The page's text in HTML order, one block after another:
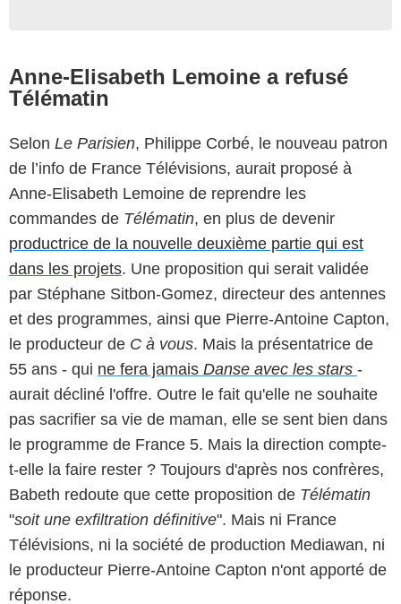
Anne-Elisabeth Lemoine a refusé
Télématin
Selon Le Parisien, Philippe Corbé, le nouveau patron
de l’info de France Télévisions, aurait proposé à
Anne-Elisabeth Lemoine de reprendre les
commandes de Télématin, en plus de devenir
productrice de la nouvelle deuxième partie qui est
dans les projets. Une proposition qui serait validée
par Stéphane Sitbon-Gomez, directeur des antennes
et des programmes, ainsi que Pierre-Antoine Capton,
le producteur de C à vous. Mais la présentatrice de
55 ans - qui ne fera jamais Danse avec les stars -
aurait décliné l'offre. Outre le fait qu'elle ne souhaite
pas sacrifier sa vie de maman, elle se sent bien dans
le programme de France 5. Mais la direction compte-
t-elle la faire rester ? Toujours d'après nos confrères,
Babeth redoute que cette proposition de Télématin
"soit une exfiltration définitive". Mais ni France
Télévisions, ni la société de production Mediawan, ni
le producteur Pierre-Antoine Capton n'ont apporté de
réponse.